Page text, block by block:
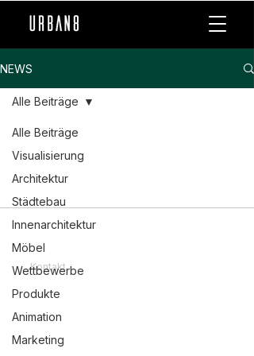
NEWS
Alle Beiträge
Visualisierung
Architektur
Städtebau
Innenarchitektur
Möbel
Wettbewerbe
Produkte
Animation
Marketing
Alle Beiträge
Kontakt
Impressum